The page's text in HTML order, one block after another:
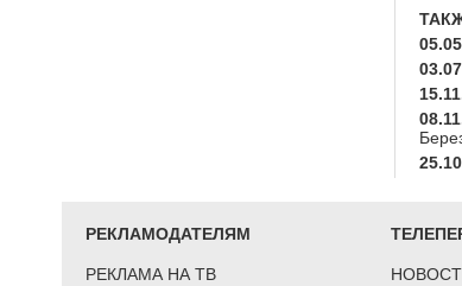
РЕКЛАМОДАТЕЛЯМ
РЕКЛАМА НА ТВ